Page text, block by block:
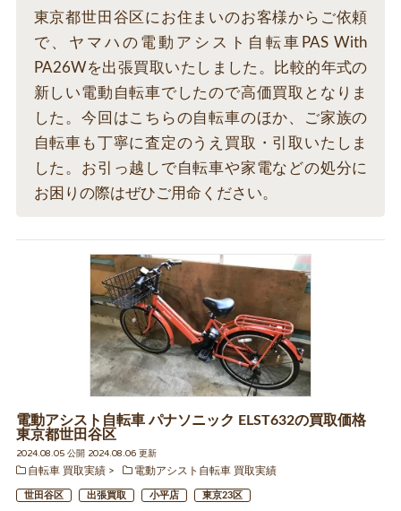
東京都世田谷区にお住まいのお客様からご依頼
で、ヤマハの電動アシスト自転車PAS With
PA26Wを出張買取いたしました。比較的年式の
新しい電動自転車でしたので高価買取となりま
した。今回はこちらの自転車のほか、ご家族の
自転車も丁寧に査定のうえ買取・引取いたしま
した。お引っ越しで自転車や家電などの処分に
お困りの際はぜひご用命ください。
電動アシスト自転車 パナソニック ELST632の買取価格
東京都世田谷区
2024.08.05 公開 2024.08.06 更新
自転車 買取実績
電動アシスト自転車 買取実績
世田谷区 出張買取 小平店 東京23区